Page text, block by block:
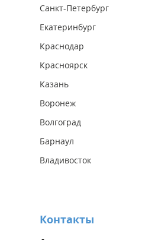
Санкт-Петербург
Екатеринбург
Краснодар
Красноярск
Казань
Воронеж
Волгоград
Барнаул
Владивосток
Контакты